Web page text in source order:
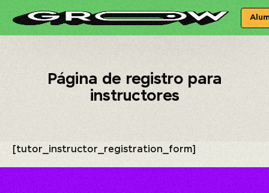
Página de registro para
instructores
[tutor_instructor_registration_form]